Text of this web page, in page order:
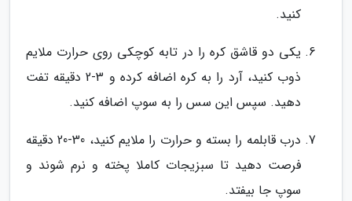
کنید.
یکی دو قاشق کره را در تابه کوچکی روی حرارت ملایم
ذوب کنید، آرد را به کره اضافه کرده و 3-2 دقیقه تفت
دهید. سپس این سس را به سوپ اضافه کنید.
درب قابلمه را بسته و حرارت را ملایم کنید، 30-20 دقیقه
فرصت دهید تا سبزیجات کاملا پخته و نرم شوند و
سوپ جا بیفتد.